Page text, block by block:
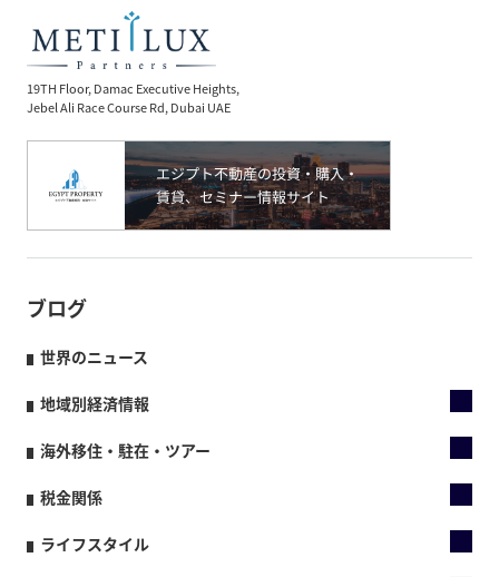
19TH Floor, Damac Executive Heights,
Jebel Ali Race Course Rd, Dubai UAE
ブログ
世界のニュース
地域別経済情報
海外移住・駐在・ツアー
税金関係
ライフスタイル